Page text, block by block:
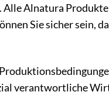
Alnatura Produkte
Sie sicher sein,
verantwortliche